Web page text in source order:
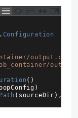
. Configuration
output.csv"
( )
)
Path ( sourceDir ) ,